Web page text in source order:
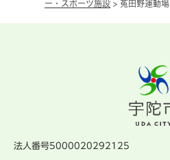
ー・スポーツ施設 > 菟田野運動場
法人番号5000020292125